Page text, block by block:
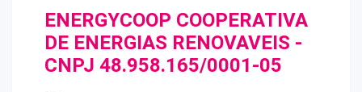
ENERGYCOOP COOPERATIVA
DE ENERGIAS RENOVAVEIS -
CNPJ 48.958.165/0001-05